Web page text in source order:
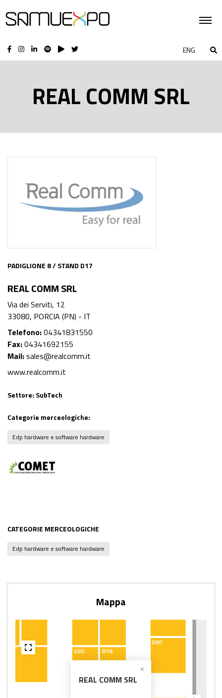
ENG
REAL COMM SRL
PADIGLIONE 8 / STAND D17
REAL COMM SRL
Via dei Serviti, 12
33080, PORCIA (PN) - IT
Telefono:04341831550
Fax:04341692155
Mail:sales@realcomm.it
www.realcomm.it
Settore: SubTech
Categorie merceologiche:
Edp hardware e software hardware
CATEGORIE MERCEOLOGICHE
Edp hardware e software hardware
Mappa
REAL COMM SRL